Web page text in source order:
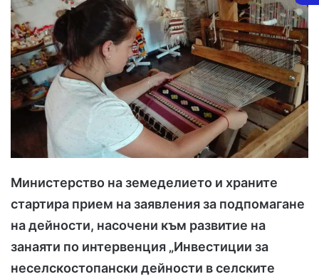
Министерство на земеделието и храните
стартира прием на заявления за подпомагане
на дейности, насочени към развитие на
занаяти по интервенция „Инвестиции за
неселскостопански дейности в селските